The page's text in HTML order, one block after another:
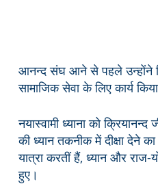
आनन्द संघ आने से पहले उन्होंने
सामाजिक सेवा के लिए कार्य
नयास्वामी ध्याना को
की ध्यान तकनीक में दीक्षा देने
यात्रा करतीं हैं, ध्यान और
हुए।